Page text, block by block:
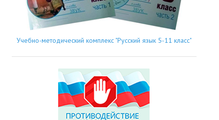
Учебно-методический комплекс "Русский язык 5-11 класс"